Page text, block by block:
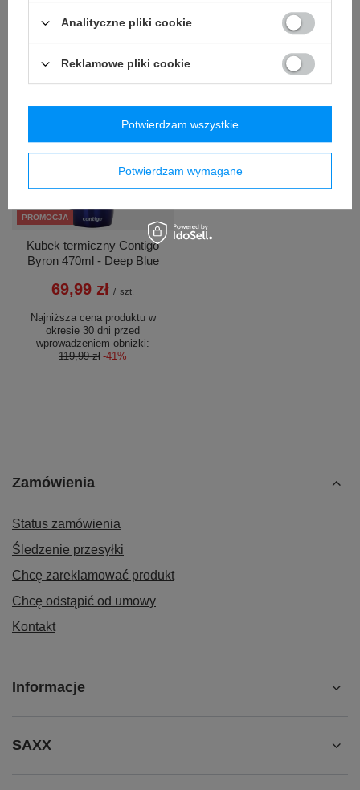
antykradzieżowa Pacsafe
Vibe 100 - Beżowa
339,99 zł szt.
Saszetka nerka
antykradzieżowa Pacsafe
Vibe 100 - Szara
339,99 zł / szt.
PROMOCJA
Kubek termiczny Contigo
Byron 470ml - Deep Blue
69,99 zł / szt.
Najniższa cena produktu w
okresie 30 dni przed
wprowadzeniem obniżki:
119,99 zł -41%
Zamówienia
Status zamówienia
Śledzenie przesyłki
Chcę zareklamować produkt
Chcę odstąpić od umowy
Kontakt
Informacje
SAXX
Analityczne pliki cookie
Reklamowe pliki cookie
Potwierdzam wymagane
Potwierdzam wszystkie